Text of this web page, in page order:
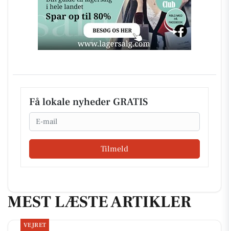
Få lokale nyheder GRATIS
Email
Tilmeld
MEST LÆSTE ARTIKLER
VEJRET